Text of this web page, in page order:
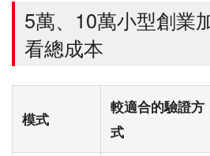
5萬、10萬小型創業
看總成本
模式
較適合的驗證方
式